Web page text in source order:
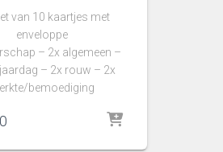
van 10 kaartjes met
enveloppe
– 2x algemeen –
– 2x rouw – 2x
bemoediging